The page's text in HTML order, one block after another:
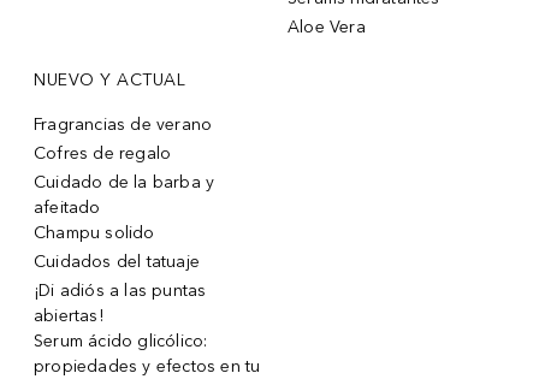
Aloe Vera
NUEVO Y ACTUAL
Fragrancias de verano
Cofres de regalo
Cuidado de la barba y
afeitado
Champu solido
Cuidados del tatuaje
¡Di adiós a las puntas
abiertas!
Serum ácido glicólico:
propiedades y efectos en tu